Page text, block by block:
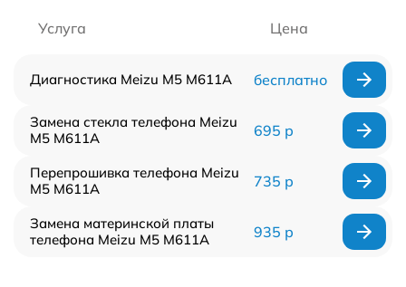
Услуга Цена
Диагностика Meizu M5 M611A бесплатно
Замена стекла телефона Meizu
M5 M611A
695 р
Перепрошивка телефона Meizu
M5 M611A
735 р
Замена материнской платы
телефона Meizu M5 M611A
935 р